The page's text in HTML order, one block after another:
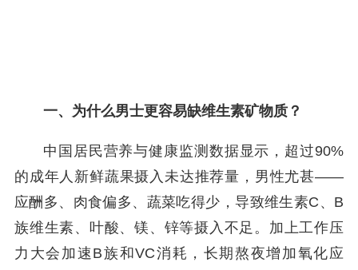
一、为什么男士更容易缺维生素矿物质？
中国居民营养与健康监测数据显示，超过90%
的成年人新鲜蔬果摄入未达推荐量，男性尤甚——
应酬多、肉食偏多、蔬菜吃得少，导致维生素C、B
族维生素、叶酸、镁、锌等摄入不足。加上工作压
力大会加速B族和VC消耗，长期熬夜增加氧化应